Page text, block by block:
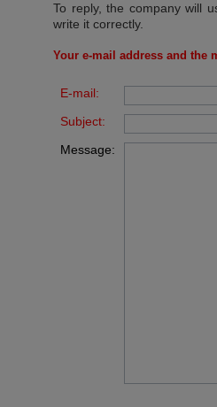
To reply, the company will
write it correctly.
Your e-mail address and the
E-mail:
Subject:
Message: